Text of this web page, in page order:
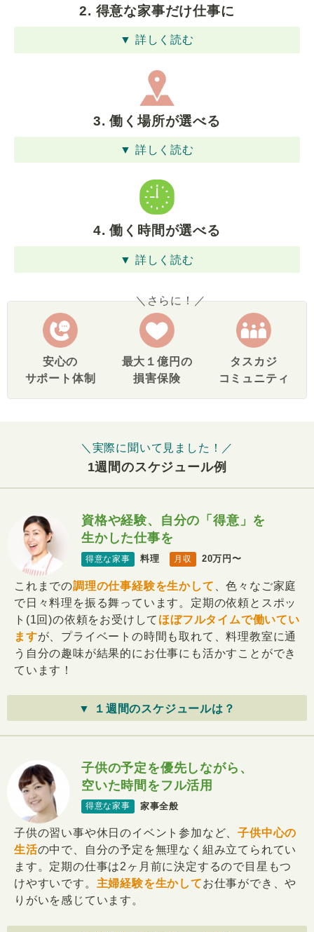
2. 得意な家事だけ仕事に
▼ 詳しく読む
3. 働く場所が選べる
▼ 詳しく読む
4. 働く時間が選べる
▼ 詳しく読む
＼さらに！／
安心の
サポート体制
最大１億円の
損害保険
タスカジ
コミュニティ
＼実際に聞いて見ました！／
1週間のスケジュール例
資格や経験、自分の「得意」を
生かした仕事を
得意な家事 料理 月収 20万円〜
これまでの調理の仕事経験を生かして 、色々なご家庭
で日々料理を振る舞っています。定期の依頼とスポッ
ト(1回)の依頼をお受けして ほぼフルタイムで働いてい
ますが、プライベートの時間も取れて、料理教室に通
う自分の趣味が結果的にお仕事にも活かすことができ
ています！
▼ １週間のスケジュールは？
子供の予定を優先しながら、
空いた時間をフル活用
得意な家事 家事全般
子供の習い事や休日のイベント参加など、子供中心の
生活の中で、自分の予定を無理なく組み立てられてい
ます。定期の仕事は2ヶ月前に決定するので目星もつ
けやすいです。 主婦経験を生かしてお仕事ができ、や
りがいを感じています。